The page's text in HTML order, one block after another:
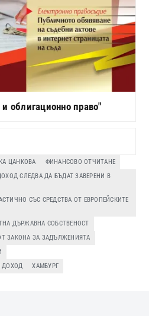
облигационно право"
ЦАНКОВА
ФИНАНСОВО ОТЧИТАНЕ
СЛЕДВА ДА БЪДАТ ЗАВЕРЕНИ В
СЪС СРЕДСТВА ОТ ЕВРОПЕЙСКИТЕ
ДЪРЖАВНА СОБСТВЕНОСТ
ЗАКОНА ЗА ЗАДЪЛЖЕНИЯТА
ДОХОД
ХАМБУРГ